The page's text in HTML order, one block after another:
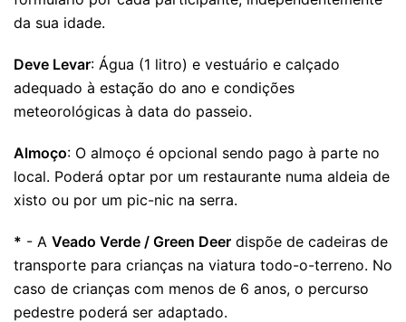
da sua idade.
Deve Levar: Água (1 litro) e vestuário e calçado
adequado à estação do ano e condições
meteorológicas à data do passeio.
Almoço: O almoço é opcional sendo pago à parte no
local. Poderá optar por um restaurante numa aldeia de
xisto ou por um pic-nic na serra.
* - A Veado Verde / Green Deer dispõe de cadeiras de
transporte para crianças na viatura todo-o-terreno. No
caso de crianças com menos de 6 anos, o percurso
pedestre poderá ser adaptado.